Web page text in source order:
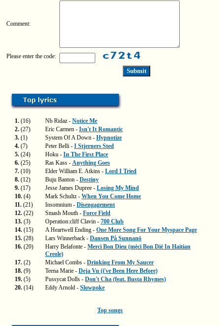
Comment:
Please enter the code:
1. (16) Nb Ridaz - Notice Me
2. (27) Eric Carmen - Isn't It Romantic
3. (1) System Of A Down - Hypnotize
4. (7) Peter Belli - I Stjerners Sted
5. (24) Hoku - In The First Place
6. (25) Ras Kass - Anything Goes
7. (10) Elder William E. Atkins - Lord I Tried
8. (12) Buju Banton - Destiny
9. (17) Jesse James Dupree - Losing My Mind
10. (4) Mark Schultz - When You Come Home
11. (21) Insomnium - Disengagement
12. (22) Smash Mouth - Force Field
13. (3) Operation:cliff Clavin - 700 Club
14. (15) A Heartwell Ending - One More Song For Your Myspace Page
15. (28) Lars Winnerback - Dansen På Sunnanö
16. (20) Harry Belafonte - Merci Bon Dieu (mèci Bon Dié In Haitian
Creole)
17. (2) Michael Combs - Drinking From My Saucer
18. (9) Teena Marie - Deja Vu (i've Been Here Before)
19. (5) Pussycat Dolls - Don't Cha (feat. Busta Rhymes)
20. (14) Eddy Arnold - Slowpoke
Top songs